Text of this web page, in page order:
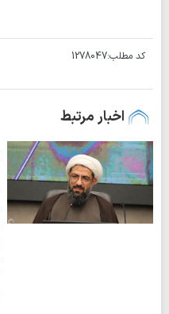
کد مطلب:1278047
اخبار مرتبط